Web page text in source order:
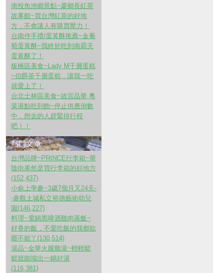
南投魚池鄉景點~廖鄉長紅茶
故事館~買台灣紅茶的好地
方，不會讓人有購買壓力！
台南伴手禮/蛋黃酥推薦~金葡
萄蛋黃酥~我終於吃到南霸天
蛋黃酥了！
板橋區美食~Lady M千層蛋糕
~伯爵茶千層蛋糕，讓我一吃
就愛上了！
台北士林區美食~故宮晶華 粵
菜港點吃到飽~停止供應倒數
中，想去的人趕緊排行程
吧！！
熱門文章
台灣品牌~PRINCE行李箱~華
陰街果然是買行李箱的好地方
(152,437)
小俞上學趣~3歲7個月又24天-
-參觀土城私立裕德藝術幼兒
園(146,227)
料理~電鍋黑啤酒雞肉蒸飯~
好香的飯，不愛吃飯的我都欲
罷不能丫(130,514)
湯品~金華火腿雞湯~輕輕鬆
鬆就能端出一鍋好湯
(116,381)